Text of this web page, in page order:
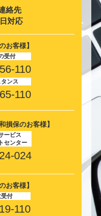
絡先
対応
お客様】
受付
110
ンス
110
損保のお客様】
ービス
センター
024
お客様】
付
110